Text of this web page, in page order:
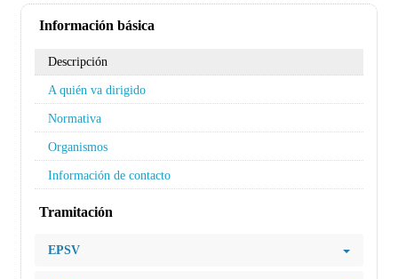
Información básica
Descripción
A quién va dirigido
Normativa
Organismos
Información de contacto
Tramitación
EPSV